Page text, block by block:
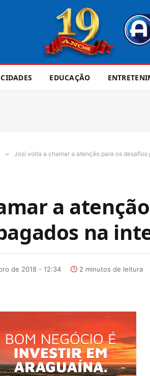
CIDADES EDUCAÇÃO
» Josi volta a chamar a atenção para os
a
na
de 2018 - 12:34 2 minutos de leitura